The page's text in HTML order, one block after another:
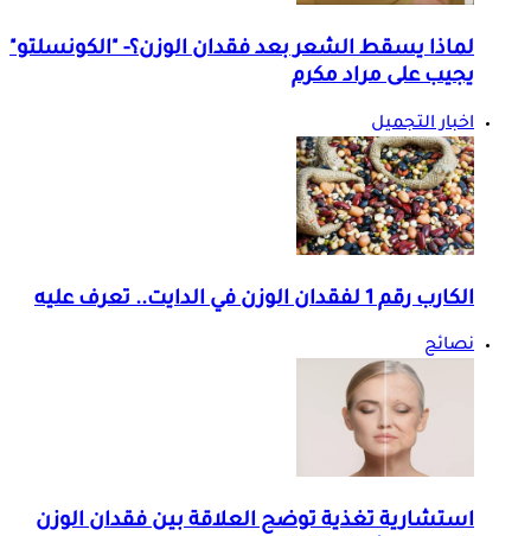
لماذا يسقط الشعر بعد فقدان الوزن؟- "الكونسلتو"
يجيب على مراد مكرم
اخبار التجميل
الكارب رقم 1 لفقدان الوزن في الدايت.. تعرف عليه
نصائح
استشارية تغذية توضح العلاقة بين فقدان الوزن